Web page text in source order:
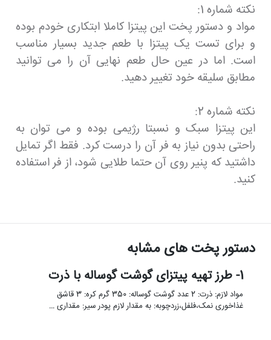
نکته شماره 1:
مواد و دستور پخت این پیتزا کاملا ابتکاری خودم بوده
و برای تست یک پیتزا با طعم جدید بسیار مناسب
است. اما در عین حال طعم نهایی آن را می توانید
مطابق سلیقه خود تغییر دهید.
نکته شماره 2:
این پیتزا سبک و نسبتا رژیمی بوده و می توان به
راحتی بدون نیاز به فر آن را درست کرد. فقط اگر تمایل
داشتید که پنیر روی آن حتما طلایی شود، از فر استفاده
کنید.
دستور پخت های مشابه
1- طرز تهیه پیتزای گوشت گوساله با ذرت
مواد لازم: ذرت: 2 عدد گوشت گوساله: 350 گرم کره: 3 قاشق
غذاخوری نمک،فلفل،زردچوبه: به مقدار لازم پودر سیر: مقداری …